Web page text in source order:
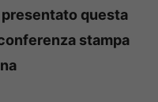
questa
stampa